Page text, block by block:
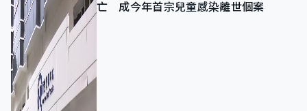
亡 成今年首宗兒童感染離世個案